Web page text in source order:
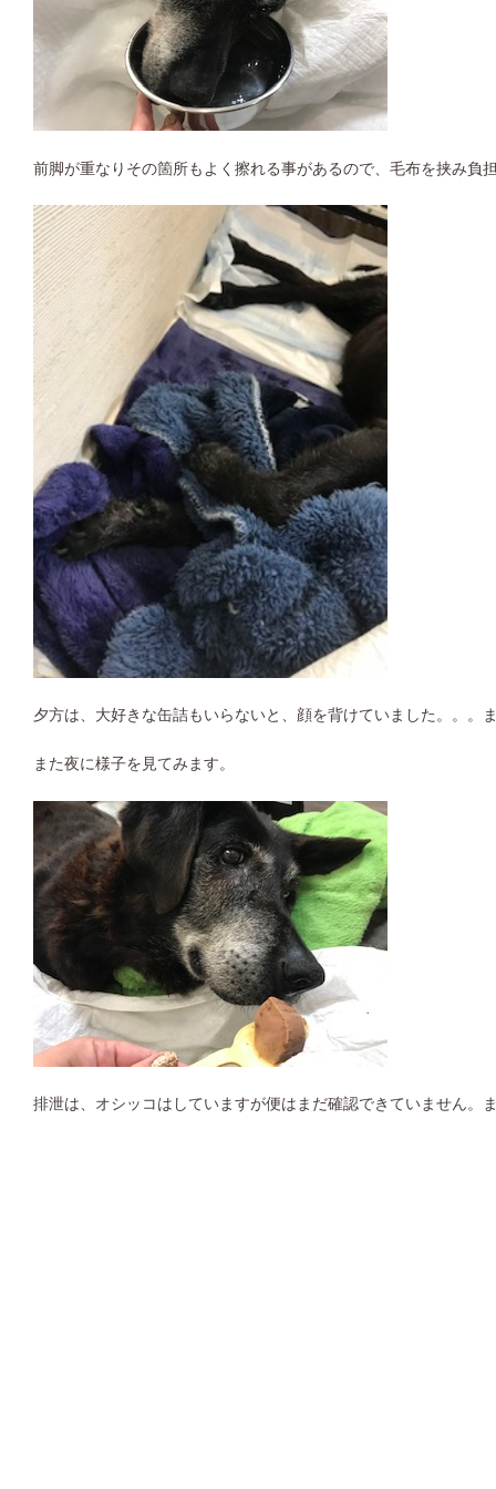
前脚が重なりその箇所もよく擦れる事があるので、毛布を挟み負
夕方は、大好きな缶詰もいらないと、顔を背けていました。。。
また夜に様子を見てみます。
排泄は、オシッコはしていますが便はまだ確認できていません。